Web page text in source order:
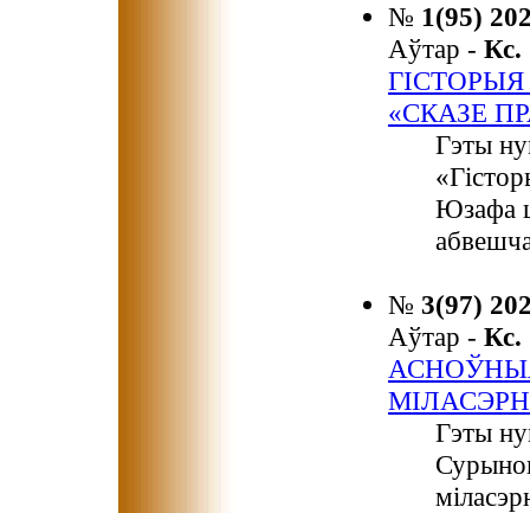
№ 1(95)
Аўтар -
«СКАЗЕ
Гэты
Юзафа
№ 3(97)
Аўтар -
Гэты